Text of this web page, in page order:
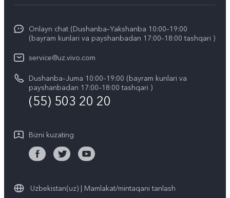
Xizmat ko'rsatish markazi
IMEI autentifikatsiyasi
Tizim yangilanishi
vivo kafolat yoʻriqnomasi
Kompaniya yangiliklari
vivo ish joylari
Huquqiy eslatmalar
Biz haqimizda
Barqarorlik
Onlayn chat (Dushanba–Yakshanba 10:00–19:00
(bayram kunlari va payshanbadan 17:00–18:00 tashqari )
service@uz.vivo.com
Dushanba–Juma 10:00–19:00 (bayram kunlari va
payshanbadan 17:00–18:00 tashqari )
(55) 503 20 20
Bizni kuzating
Uzbekistan(uz) | Mamlakat/mintaqani tanlash